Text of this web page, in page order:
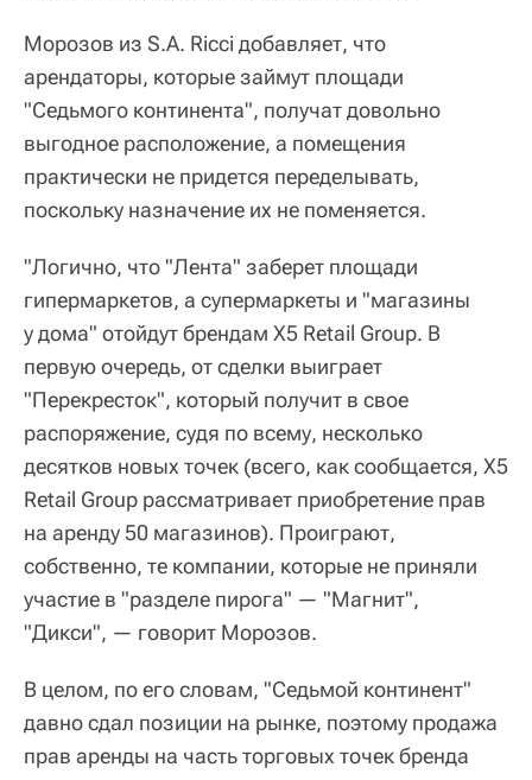
Морозов из S.A. Ricci добавляет, что
арендаторы, которые займут площади
"Седьмого континента", получат довольно
выгодное расположение, а помещения
практически не придется переделывать,
поскольку назначение их не поменяется.
"Логично, что "Лента" заберет площади
гипермаркетов, а супермаркеты и "магазины
у дома" отойдут брендам X5 Retail Group. В
первую очередь, от сделки выиграет
"Перекресток", который получит в свое
распоряжение, судя по всему, несколько
десятков новых точек (всего, как сообщается, X5
Retail Group рассматривает приобретение прав
на аренду 50 магазинов). Проиграют,
собственно, те компании, которые не приняли
участие в "разделе пирога" — "Магнит",
"Дикси", — говорит Морозов.
В целом, по его словам, "Седьмой континент"
давно сдал позиции на рынке, поэтому продажа
прав аренды на часть торговых точек бренда